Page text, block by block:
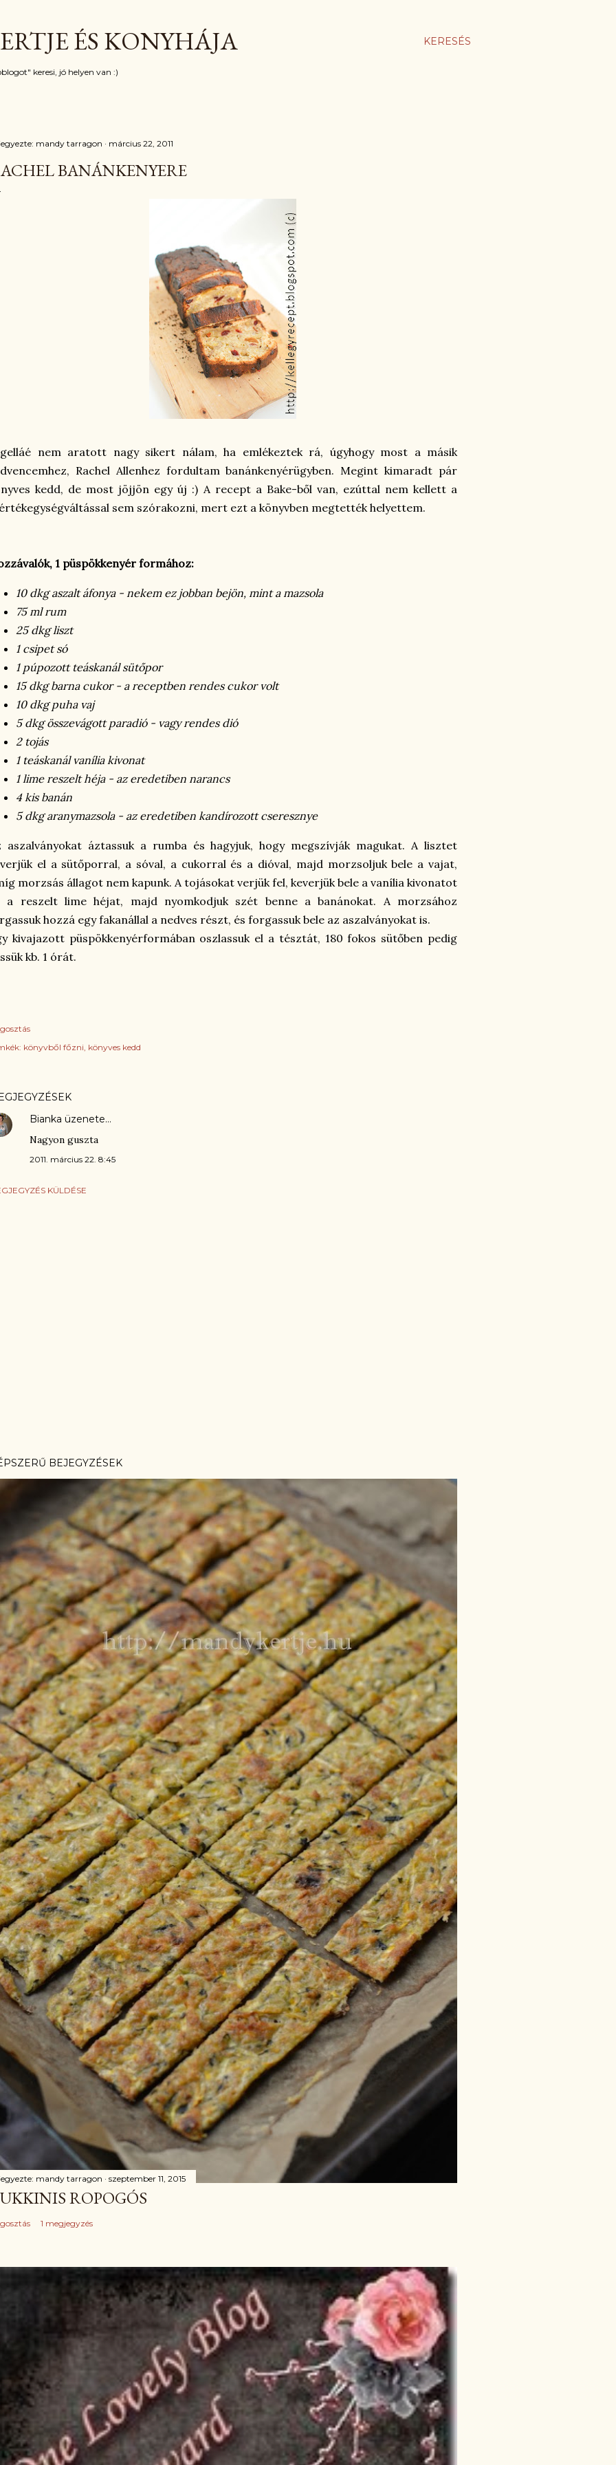
KERESÉS
ÉS KONYHÁJA
keresi, jó helyen van :)
mandy tarragon március 22, 2011
BANÁNKENYERE
nem aratott nagy sikert nálam, ha emlékeztek rá, úgyhogy most a másik
Rachel Allenhez fordultam banánkenyérügyben. Megint kimaradt pár
kedd, de most jöjjön egy új :) A recept a Bake-ből van, ezúttal nem kellett a
sem szórakozni, mert ezt a könyvben megtették helyettem.
1 püspökkenyér formához:
10 dkg aszalt áfonya - nekem ez jobban bejön, mint a mazsola
75 ml rum
25 dkg liszt
1 csipet só
1 púpozott teáskanál sütőpor
15 dkg barna cukor - a receptben rendes cukor volt
10 dkg puha vaj
5 dkg összevágott paradió - vagy rendes dió
2 tojás
1 teáskanál vanília kivonat
1 lime reszelt héja - az eredetiben narancs
4 kis banán
5 dkg aranymazsola - az eredetiben kandírozott cseresznye
aszalványokat áztassuk a rumba és hagyjuk, hogy megszívják magukat. A lisztet
el a sütőporral, a sóval, a cukorral és a dióval, majd morzsoljuk bele a vajat,
morzsás állagot nem kapunk. A tojásokat verjük fel, keverjük bele a vanília kivonatot
a reszelt lime héjat, majd nyomkodjuk szét benne a banánokat. A morzsához
hozzá egy fakanállal a nedves részt, és forgassuk bele az aszalványokat is.
kivajazott püspökkenyérformában oszlassuk el a tésztát, 180 fokos sütőben pedig
kb. 1 órát.
könyvből főzni könyves kedd
Bianka üzenete…
Nagyon guszta
2011. március 22. 8:45
KÜLDÉSE
BEJEGYZÉSEK
mandy tarragon szeptember 11, 2015
ROPOGÓS
1 megjegyzés